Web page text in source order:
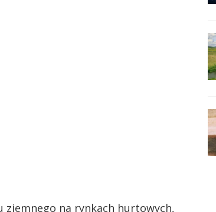
ziemnego na rynkach hurtowych,